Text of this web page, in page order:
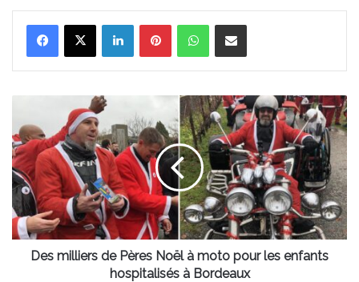
LinkedinPinterestWhatsAppPartager par email
de
Pères
Noël
à
moto
pour
les
enfantsDes milliers de Pères Noël à moto pour les enfants
hospitalisés à Bordeaux